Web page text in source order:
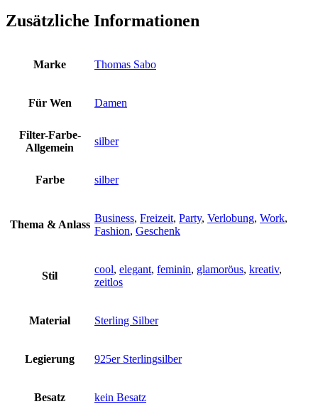
Zusätzliche Informationen
Marke Thomas Sabo
Für Wen Damen
Filter-Farbe-
Allgemein
silber
Farbe silber
Thema & Anlass
Business, Freizeit, Party, Verlobung, Work,
Fashion, Geschenk
Stil
cool, elegant, feminin, glamoröus, kreativ,
zeitlos
Material Sterling Silber
Legierung 925er Sterlingsilber
Besatz kein Besatz